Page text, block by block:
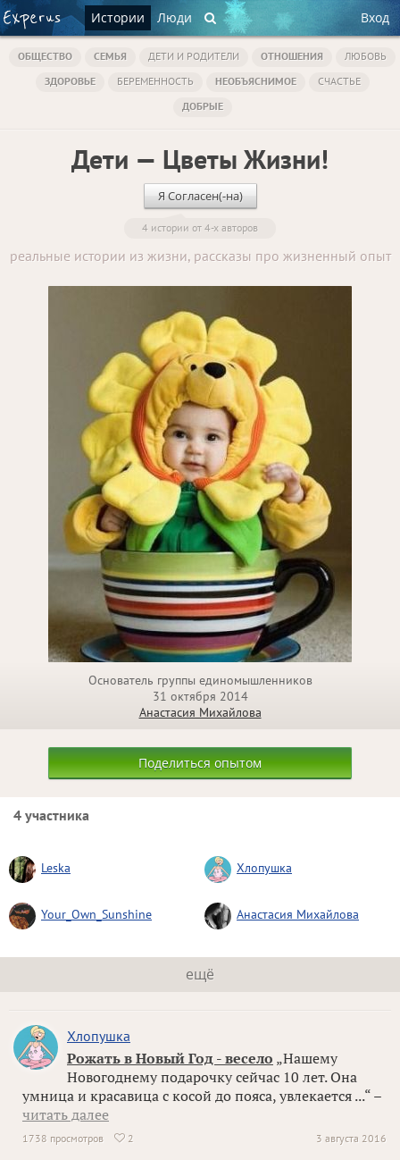
Истории Люди Вход
ОБЩЕСТВО СЕМЬЯ ДЕТИ И РОДИТЕЛИ ОТНОШЕНИЯ
ЛЮБОВЬ
ЗДОРОВЬЕ
БЕРЕМЕННОСТЬ НЕОБЪЯСНИМОЕ
СЧАСТЬЕ
ДОБРЫЕ
Дети — Цветы Жизни!
Я Согласен(-на)
4 истории от 4-х авторов
реальные истории из жизни, рассказы про жизненный опыт
Основатель группы единомышленников
31 октября 2014
Анастасия Михайлова
Поделиться опытом
4 участника
Leska Хлопушка
Your_Own_Sunshine Анастасия Михайлова
ещё
Хлопушка
Рожать в Новый Год - весело „Нашему
Новогоднему подарочку сейчас 10 лет. Она
умница и красавица с косой до пояса, увлекается ...“ –
читать далее
3 августа 2016
1738 просмотров  2